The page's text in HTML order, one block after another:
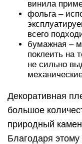
винила
фольга –
всего
бумажная –
поклеить на
не сильно
Декоративная
большое
природный
Благодаря